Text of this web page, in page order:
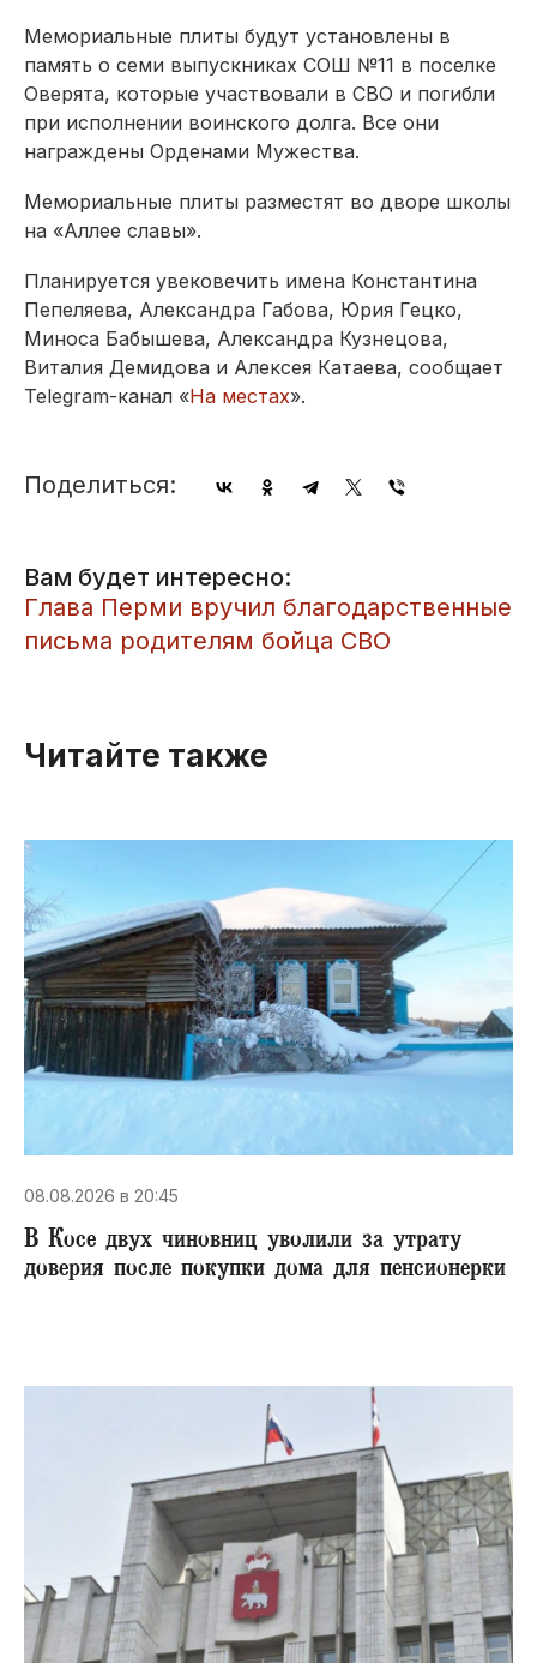
Мемориальные плиты будут установлены в
память о семи выпускниках СОШ №11 в поселке
Оверята, которые участвовали в СВО и погибли
при исполнении воинского долга. Все они
награждены Орденами Мужества.
Мемориальные плиты разместят во дворе школы
на «Аллее славы».
Планируется увековечить имена Константина
Пепеляева, Александра Габова, Юрия Гецко,
Миноса Бабышева, Александра Кузнецова,
Виталия Демидова и Алексея Катаева, сообщает
Telegram-канал «На местах».
Поделиться:
Вам будет интересно:
Глава Перми вручил благодарственные
письма родителям бойца СВО
Читайте также
08.08.2026 в 20:45
В Косе двух чиновниц уволили за утрату
доверия после покупки дома для пенсионерки